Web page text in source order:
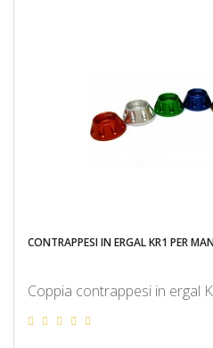
CONTRAPPESI IN ERGAL KR1 PER
Coppia contrappesi in ergal